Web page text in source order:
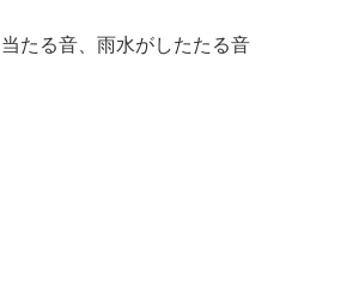
たる音、雨水がしたたる音